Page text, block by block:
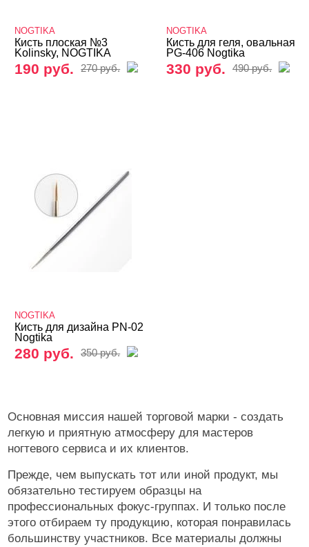
NOGTIKA
Кисть плоская №3
Kolinsky, NOGTIKA
190 руб. 270 руб.
NOGTIKA
Кисть для геля, овальная
PG-406 Nogtika
330 руб. 490 руб.
NOGTIKA
Кисть для дизайна PN-02
Nogtika
280 руб. 350 руб.
Основная миссия нашей торговой марки - создать
легкую и приятную атмосферу для мастеров
ногтевого сервиса и их клиентов.
Прежде, чем выпускать тот или иной продукт, мы
обязательно тестируем образцы на
профессиональных фокус-группах. И только после
этого отбираем ту продукцию, которая понравилась
большинству участников. Все материалы должны